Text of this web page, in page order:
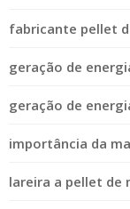
fabricante pellet
geração de
geração de
importância da
lareira a pellet de